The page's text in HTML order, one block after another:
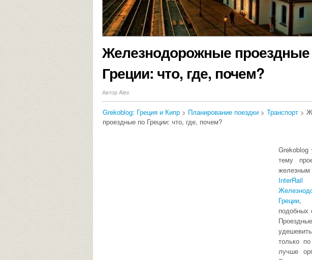
Железнодорожные
Греции: что, где, почем?
Автор Alex
Grekoblog: Греция и Кипр > Планирование поездки > Транспорт >
проездные по Греции: что, где, почем?
тему
Греции,
подобных
только
лучше